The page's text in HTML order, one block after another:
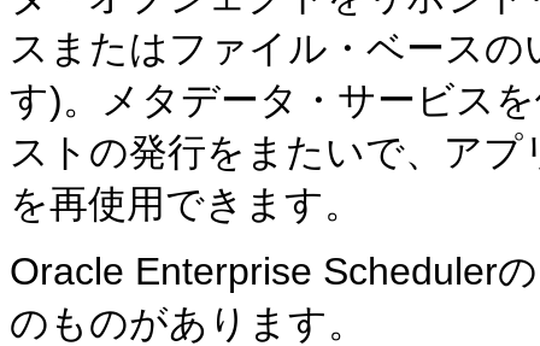
スまたはファイル・ベース
す)。メタデータ・サービス
ストの発行をまたいで、ア
を再使用できます。
Oracle Enterprise Scheduler
のものがあります。